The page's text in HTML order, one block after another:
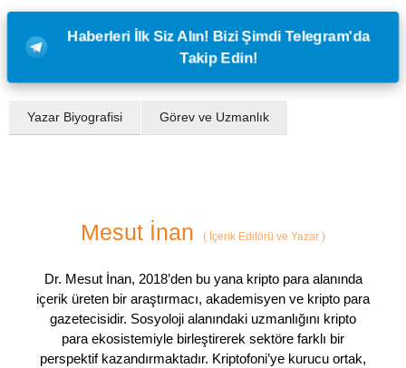
Haberleri İlk Siz Alın! Bizi Şimdi Telegram'da
Takip Edin!
Yazar Biyografisi Görev ve Uzmanlık
Mesut İnan ( İçerik Editörü ve Yazar )
Dr. Mesut İnan, 2018’den bu yana kripto para alanında
içerik üreten bir araştırmacı, akademisyen ve kripto para
gazetecisidir. Sosyoloji alanındaki uzmanlığını kripto
para ekosistemiyle birleştirerek sektöre farklı bir
perspektif kazandırmaktadır. Kriptofoni’ye kurucu ortak,